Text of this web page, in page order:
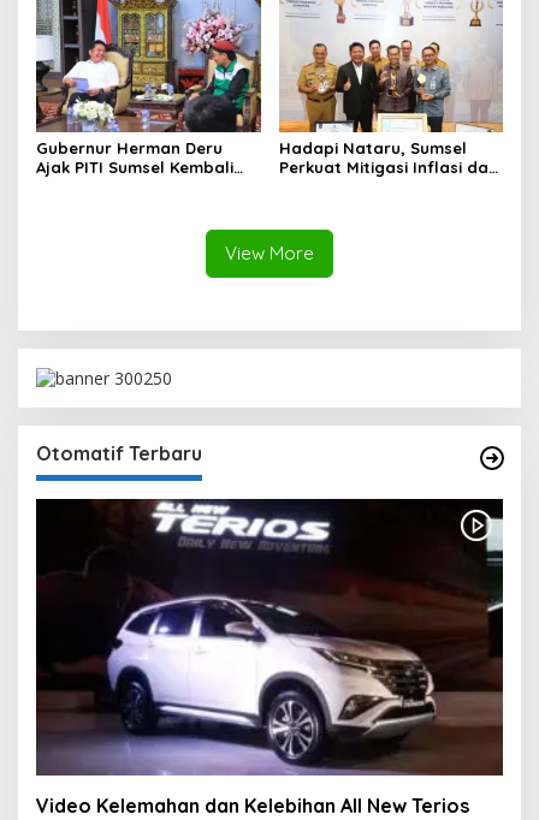
Negara
Gubernur Herman Deru
Ajak PITI Sumsel Kembali
Hadapi Nataru, Sumsel
Perkuat Mitigasi Inflasi dan
View More
Otomatif Terbaru
Video Kelemahan dan Kelebihan All New Terios